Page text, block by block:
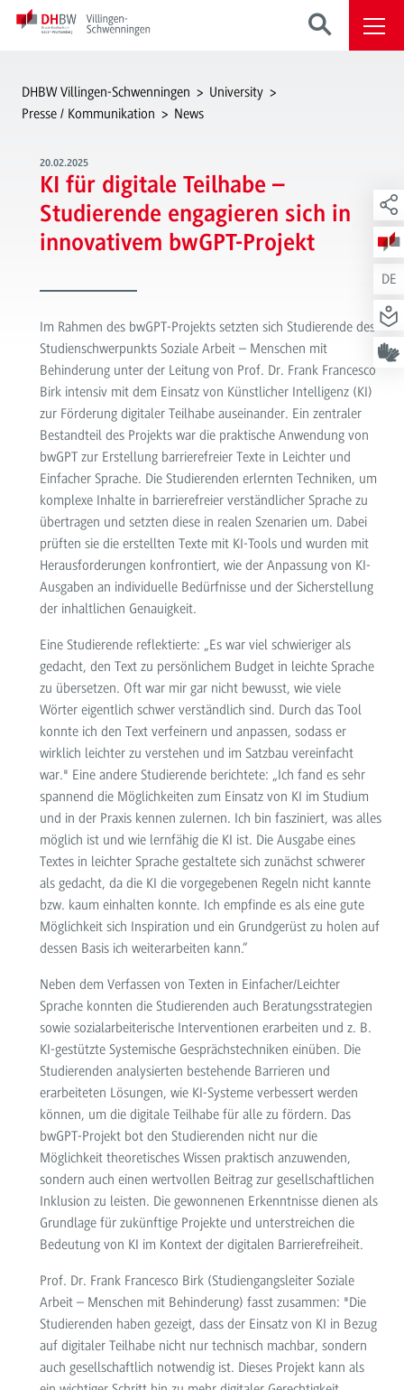
DE
DHBW Villingen-Schwenningen
University
Presse / Kommunikation
News
20.02.2025
KI für digitale Teilhabe –
Studierende engagieren sich in
innovativem bwGPT-Projekt
Im Rahmen des bwGPT-Projekts setzten sich Studierende des
Studienschwerpunkts Soziale Arbeit – Menschen mit
Behinderung unter der Leitung von Prof. Dr. Frank Francesco
Birk intensiv mit dem Einsatz von Künstlicher Intelligenz (KI)
zur Förderung digitaler Teilhabe auseinander. Ein zentraler
Bestandteil des Projekts war die praktische Anwendung von
bwGPT zur Erstellung barrierefreier Texte in Leichter und
Einfacher Sprache. Die Studierenden erlernten Techniken, um
komplexe Inhalte in barrierefreier verständlicher Sprache zu
übertragen und setzten diese in realen Szenarien um. Dabei
prüften sie die erstellten Texte mit KI-Tools und wurden mit
Herausforderungen konfrontiert, wie der Anpassung von KI-
Ausgaben an individuelle Bedürfnisse und der Sicherstellung
der inhaltlichen Genauigkeit.
Eine Studierende reflektierte: „Es war viel schwieriger als
gedacht, den Text zu persönlichem Budget in leichte Sprache
zu übersetzen. Oft war mir gar nicht bewusst, wie viele
Wörter eigentlich schwer verständlich sind. Durch das Tool
konnte ich den Text verfeinern und anpassen, sodass er
wirklich leichter zu verstehen und im Satzbau vereinfacht
war." Eine andere Studierende berichtete: „Ich fand es sehr
spannend die Möglichkeiten zum Einsatz von KI im Studium
und in der Praxis kennen zulernen. Ich bin fasziniert, was alles
möglich ist und wie lernfähig die KI ist. Die Ausgabe eines
Textes in leichter Sprache gestaltete sich zunächst schwerer
als gedacht, da die KI die vorgegebenen Regeln nicht kannte
bzw. kaum einhalten konnte. Ich empfinde es als eine gute
Möglichkeit sich Inspiration und ein Grundgerüst zu holen auf
dessen Basis ich weiterarbeiten kann.“
Neben dem Verfassen von Texten in Einfacher/Leichter
Sprache konnten die Studierenden auch Beratungsstrategien
sowie sozialarbeiterische Interventionen erarbeiten und z. B.
KI-gestützte Systemische Gesprächstechniken einüben. Die
Studierenden analysierten bestehende Barrieren und
erarbeiteten Lösungen, wie KI-Systeme verbessert werden
können, um die digitale Teilhabe für alle zu fördern. Das
bwGPT-Projekt bot den Studierenden nicht nur die
Möglichkeit theoretisches Wissen praktisch anzuwenden,
sondern auch einen wertvollen Beitrag zur gesellschaftlichen
Inklusion zu leisten. Die gewonnenen Erkenntnisse dienen als
Grundlage für zukünftige Projekte und unterstreichen die
Bedeutung von KI im Kontext der digitalen Barrierefreiheit.
Prof. Dr. Frank Francesco Birk (Studiengangsleiter Soziale
Arbeit – Menschen mit Behinderung) fasst zusammen: "Die
Studierenden haben gezeigt, dass der Einsatz von KI in Bezug
auf digitaler Teilhabe nicht nur technisch machbar, sondern
auch gesellschaftlich notwendig ist. Dieses Projekt kann als